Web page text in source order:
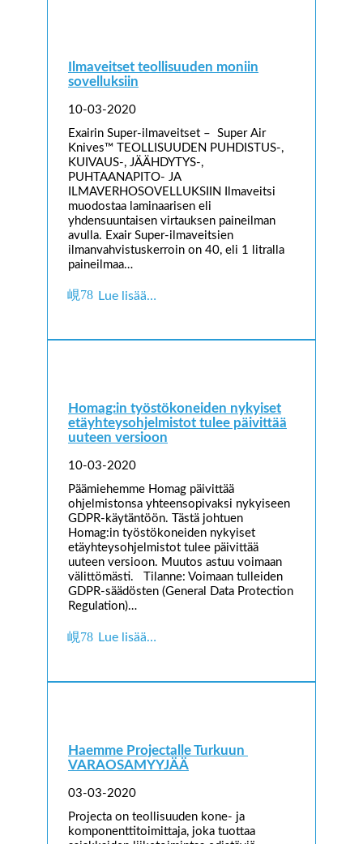
Ilmaveitset teollisuuden moniin
sovelluksiin
10-03-2020
Exairin Super-ilmaveitset – Super Air
Knives™ TEOLLISUUDEN PUHDISTUS-,
KUIVAUS-, JÄÄHDYTYS-,
PUHTAANAPITO- JA
ILMAVERHOSOVELLUKSIIN Ilmaveitsi
muodostaa laminaarisen eli
yhdensuuntaisen virtauksen paineilman
avulla. Exair Super-ilmaveitsien
ilmanvahvistuskerroin on 40, eli 1 litralla
paineilmaa…
Lue lisää…
Homag:in työstökoneiden nykyiset
etäyhteysohjelmistot tulee päivittää
uuteen versioon
10-03-2020
Päämiehemme Homag päivittää
ohjelmistonsa yhteensopivaksi nykyiseen
GDPR-käytäntöön. Tästä johtuen
Homag:in työstökoneiden nykyiset
etäyhteysohjelmistot tulee päivittää
uuteen versioon. Muutos astuu voimaan
välittömästi. Tilanne: Voimaan tulleiden
GDPR-säädösten (General Data Protection
Regulation)…
Lue lisää…
Haemme Projectalle Turkuun
VARAOSAMYYJÄÄ
03-03-2020
Projecta on teollisuuden kone- ja
komponenttitoimittaja, joka tuottaa